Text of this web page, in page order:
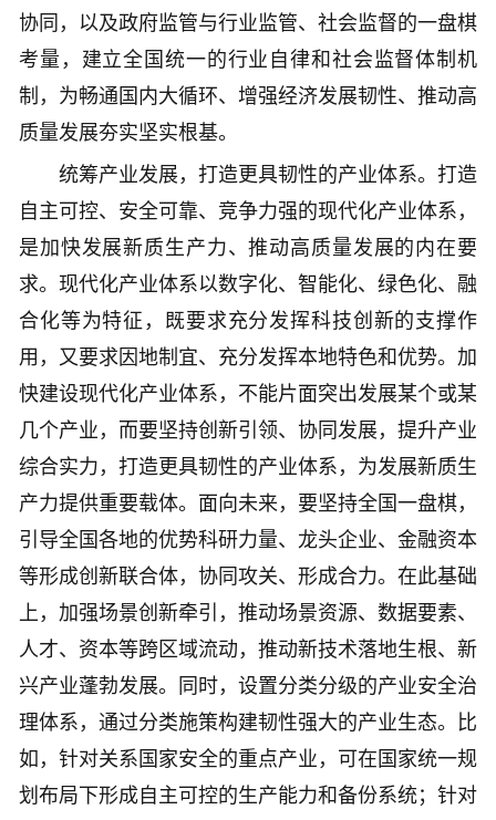
协同，以及政府监管与行业监管、社会监督的一盘棋
考量，建立全国统一的行业自律和社会监督体制机
制，为畅通国内大循环、增强经济发展韧性、推动高
质量发展夯实坚实根基。
统筹产业发展，打造更具韧性的产业体系。打造
自主可控、安全可靠、竞争力强的现代化产业体系，
是加快发展新质生产力、推动高质量发展的内在要
求。现代化产业体系以数字化、智能化、绿色化、融
合化等为特征，既要求充分发挥科技创新的支撑作
用，又要求因地制宜、充分发挥本地特色和优势。加
快建设现代化产业体系，不能片面突出发展某个或某
几个产业，而要坚持创新引领、协同发展，提升产业
综合实力，打造更具韧性的产业体系，为发展新质生
产力提供重要载体。面向未来，要坚持全国一盘棋，
引导全国各地的优势科研力量、龙头企业、金融资本
等形成创新联合体，协同攻关、形成合力。在此基础
上，加强场景创新牵引，推动场景资源、数据要素、
人才、资本等跨区域流动，推动新技术落地生根、新
兴产业蓬勃发展。同时，设置分类分级的产业安全治
理体系，通过分类施策构建韧性强大的产业生态。比
如，针对关系国家安全的重点产业，可在国家统一规
划布局下形成自主可控的生产能力和备份系统；针对